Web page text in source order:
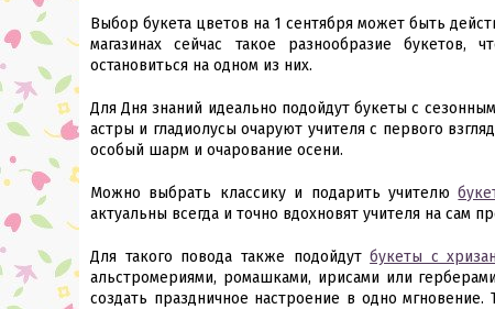
Выбор букета цветов на 1 сентября может быть
магазинах сейчас такое разнообразие букетов,
остановиться на одном из них.
Для Дня знаний идеально подойдут букеты с
астры и гладиолусы очаруют учителя с первого
особый шарм и очарование осени.
Можно выбрать классику и подарить учителю
актуальны всегда и точно вдохновят учителя на сам
Для такого повода также подойдутбукеты с
альстромериями, ромашками, ирисами или
создать праздничное настроение в одно мгновение.